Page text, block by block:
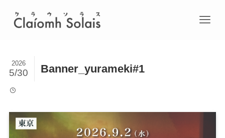
Banner_yurameki#1
2026
5/30